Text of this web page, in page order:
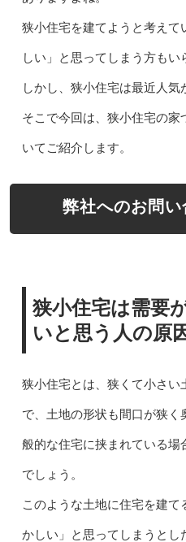
狭小住宅を建てようと考え
しい」と思ってしまう方もい
しかし、狭小住宅は最近人気
そこで今回は、狭小住宅の
いてご紹介します。
弊社へのお問
狭小住宅は需要
いと思う人の原
狭小住宅とは、狭くて小さい
で、土地の形状も間口が狭
般的な住宅に挟まれている場
でしょう。
このような土地に住宅を建
かしい」と思ってしまうと